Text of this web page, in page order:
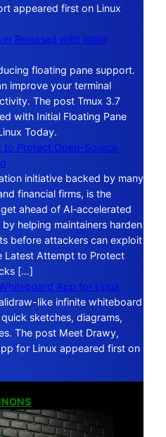
appeared first on Linux
Released with Initial
floating pane support.
improve your terminal
The post Tmux 3.7
with Initial Floating Pane
Today.
to Protect Open-Source
initiative backed by many
financial firms, is the
ahead of AI‑accelerated
helping maintainers harden
before attackers can exploit
Latest Attempt to Protect
[…]
App for Linux
like infinite whiteboard
sketches, diagrams,
The post Meet Drawy,
for Linux appeared first on